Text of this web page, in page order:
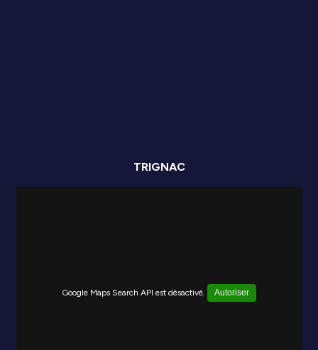
TRIGNAC
Google Maps Search API est désactivé. Autoriser